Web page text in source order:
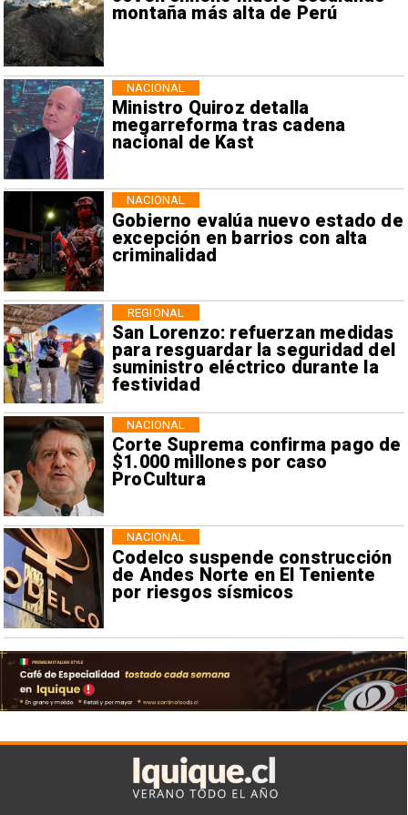
montaña más alta de Perú
Ministro Quiroz detalla
megarreforma tras cadena
nacional de Kast
NACIONAL
Gobierno evalúa nuevo estado de
excepción en barrios con alta
criminalidad
NACIONAL
San Lorenzo: refuerzan medidas
para resguardar la seguridad del
suministro eléctrico durante la
festividad
REGIONAL
Corte Suprema confirma pago de
$1.000 millones por caso
ProCultura
NACIONAL
Codelco suspende construcción
de Andes Norte en El Teniente
por riesgos sísmicos
NACIONAL